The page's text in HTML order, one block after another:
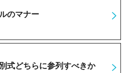
のマナー
式どちらに参列すべきか